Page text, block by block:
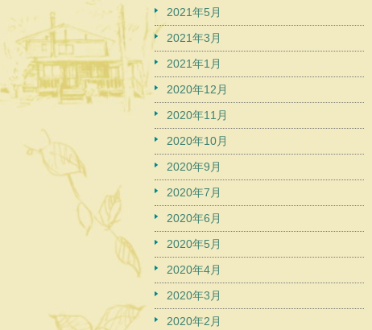
2021年5月
2021年3月
2021年1月
2020年12月
2020年11月
2020年10月
2020年9月
2020年7月
2020年6月
2020年5月
2020年4月
2020年3月
2020年2月